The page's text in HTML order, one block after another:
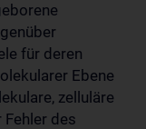
für deren
Ebene
zelluläre
des